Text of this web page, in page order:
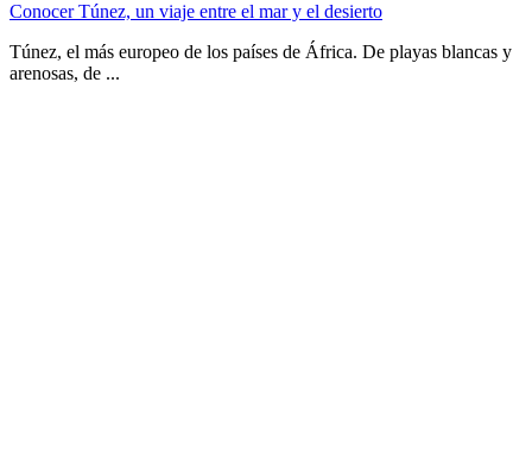
Conocer Túnez, un viaje entre el mar y el desierto
Túnez, el más europeo de los países de África. De playas blancas y
arenosas, de ...